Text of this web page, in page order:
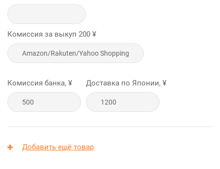
Комиссия за выкуп 200 ¥
Комиссия банка, ¥ Доставка по Японии, ¥
Добавить ещё товар